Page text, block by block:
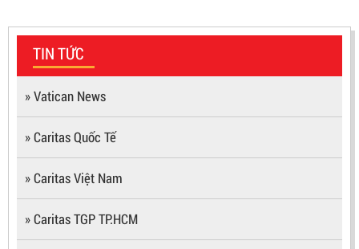
TIN TỨC
» Vatican News
» Caritas Quốc Tế
» Caritas Việt Nam
» Caritas TGP TP.HCM